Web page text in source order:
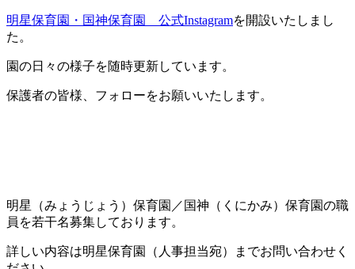
明星保育園・国神保育園 公式Instagramを開設いたしまし
た。
園の日々の様子を随時更新しています。
保護者の皆様、フォローをお願いいたします。
明星（みょうじょう）保育園／国神（くにかみ）保育園の職
員を若干名募集しております。
詳しい内容は明星保育園（人事担当宛）までお問い合わせく